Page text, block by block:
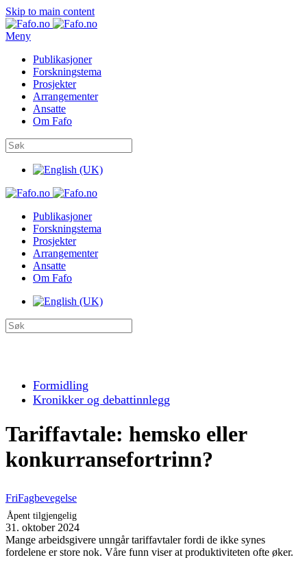
Skip to main content
Meny
Publikasjoner
Forskningstema
Prosjekter
Arrangementer
Ansatte
Om Fafo
Publikasjoner
Forskningstema
Prosjekter
Arrangementer
Ansatte
Om Fafo
Formidling
Kronikker og debattinnlegg
Tariffavtale: hemsko eller
konkurransefortrinn?
FriFagbevegelse
Åpent tilgjengelig
31. oktober 2024
Mange arbeidsgivere unngår tariffavtaler fordi de ikke synes
fordelene er store nok. Våre funn viser at produktiviteten ofte øker.